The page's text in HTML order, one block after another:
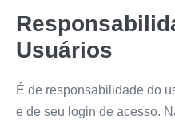
Usuários
É de responsabilidade do
e de seu login de acesso.